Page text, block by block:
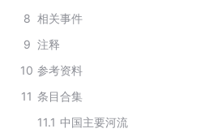
8 相关事件
9 注释
10 参考资料
11 条目合集
11.1 中国主要河流